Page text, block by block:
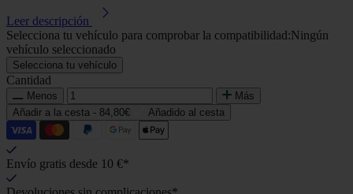
Leer descripción
Selecciona tu vehículo para comprobar la compatibilidad:Ningún
vehículo seleccionado
Selecciona tu vehículo
Cantidad
Menos
Más
Añadir a la cesta - 84,80€ Añadido al cesta
Envío gratis desde 10 €*